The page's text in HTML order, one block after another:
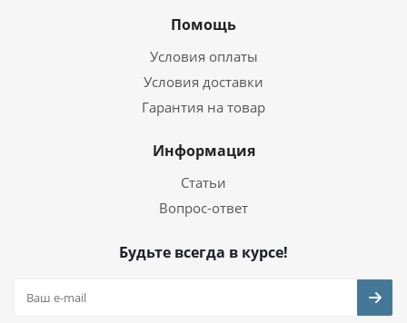
Помощь
Условия оплаты
Условия доставки
Гарантия на товар
Информация
Статьи
Вопрос-ответ
Будьте всегда в курсе!